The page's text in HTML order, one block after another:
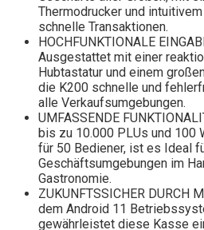
Thermodrucker und
schnelle Transaktionen.
HOCHFUNKTIONALE
Ausgestattet mit einer
Hubtastatur und einem
die K200 schnelle und
alle Verkaufsumgebungen.
UMFASSENDE
bis zu 10.000 PLUs und 100
für 50 Bediener, ist es Ideal
Geschäftsumgebungen im
Gastronomie.
ZUKUNFTSSICHER DURCH
dem Android 11
gewährleistet diese Kasse